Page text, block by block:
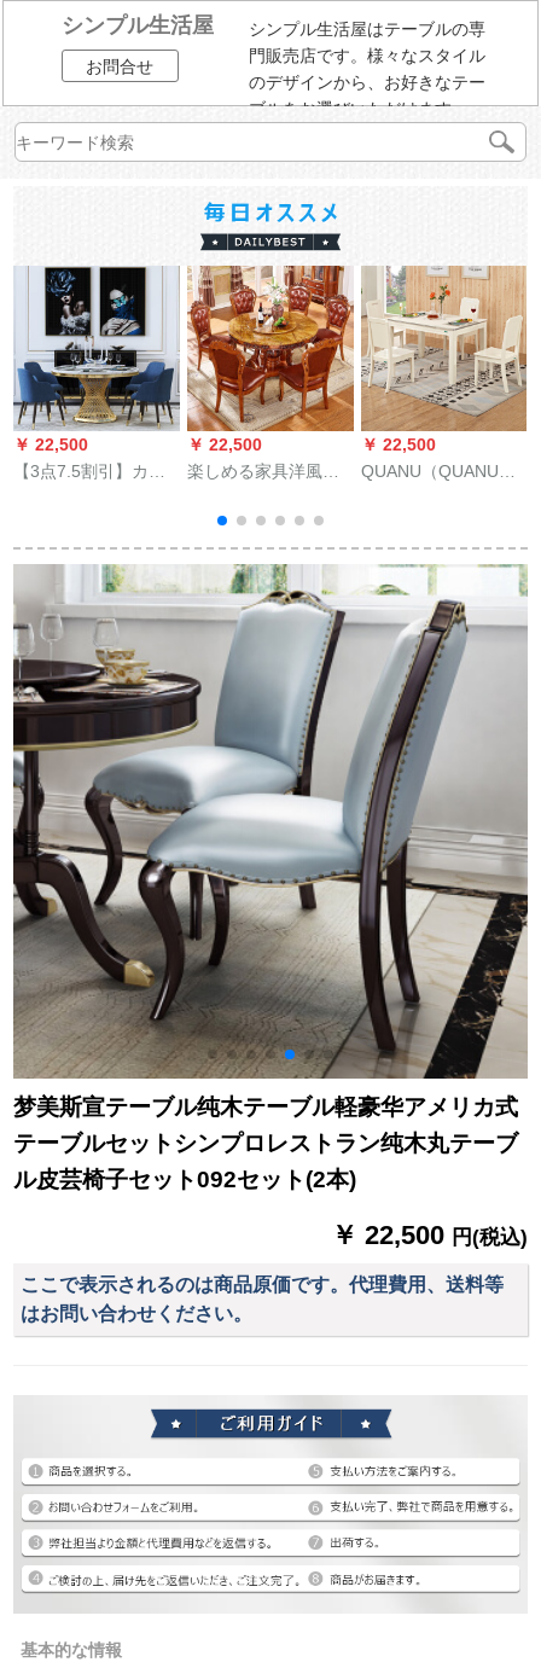
シンプル生活屋
お問合せ
シンプル生活屋はテーブルの専
門販売店です。様々なスタイル
のデザインから、お好きなテー
ブルをお選びいただけます。
￥ 22,500
【3点7.5割引】カプ
テーブルテーブルテ
ーブルテーブルテー
ブルテーブルテーブ
ルテーブルミニテー
ブル後、モダンの軽
い贅沢な円形大理石
テーブルデザイナー
ネット赤いテーブル
とテーブルの組み合
わせ家庭用テーブル
の貴妃テーブル
￥ 22,500
楽しめる家具洋風純
メリカ式テーブルセ
ット六椅子八椅子テ
ーブル回転盤家庭用
レストラン円形テー
ブル1.3メートル雨林
カフェイン大理石テ
ーブル1.2 m円卓（テ
ーブル）
￥ 22,500
QUANU（QUANU）
トテーブル70560テ
梦美斯宣テーブル纯木テーブル軽豪华アメリカ式
テーブルセットシンプロレストラン纯木丸テーブ
ル皮芸椅子セット092セット(2本)
￥ 22,500 円(税込)
ここで表示されるのは商品原価です。代理費用、送料等
はお問い合わせください。
基本的な情報